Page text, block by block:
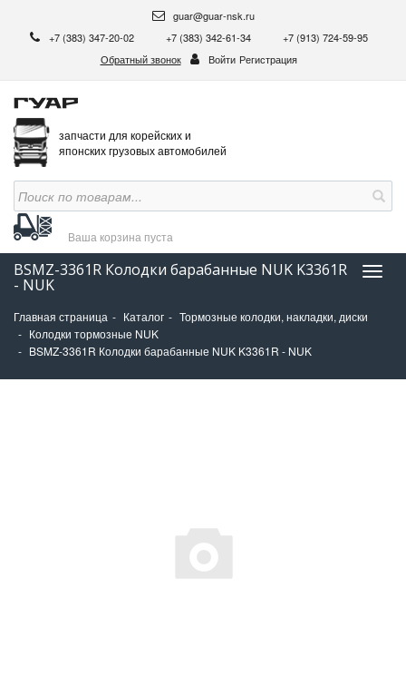
guar@guar-nsk.ru
+7 (383) 347-20-02
+7 (383) 342-61-34
+7 (913) 724-59-95
Обратный звонок
Войти Регистрация
запчасти для корейских и
японских грузовых автомобилей
Ваша корзина пуста
BSMZ-3361R Колодки барабанные NUK K3361R
- NUK
Главная страница Каталог
Тормозные колодки, накладки, диски
Колодки тормозные NUK
BSMZ-3361R Колодки барабанные NUK K3361R - NUK